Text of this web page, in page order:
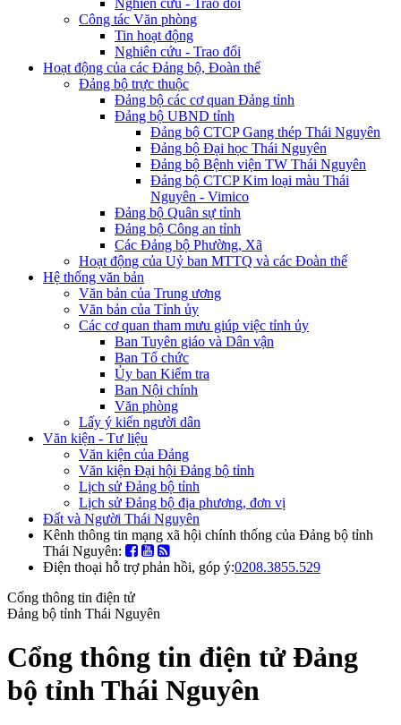
Công tác Văn phòng
Tin hoạt động
Nghiên cứu - Trao đổi
Hoạt động của các Đảng bộ, Đoàn thể
Đảng bộ trực thuộc
Đảng bộ các cơ quan Đảng tỉnh
Đảng bộ UBND tỉnh
Đảng bộ CTCP Gang thép Thái Nguyên
Đảng bộ Đại học Thái Nguyên
Đảng bộ Bệnh viện TW Thái Nguyên
Đảng bộ CTCP Kim loại màu Thái
Nguyên - Vimico
Đảng bộ Quân sự tỉnh
Đảng bộ Công an tỉnh
Các Đảng bộ Phường, Xã
Hoạt động của Uỷ ban MTTQ và các Đoàn thể
Hệ thống văn bản
Văn bản của Trung ương
Văn bản của Tỉnh ủy
Các cơ quan tham mưu giúp việc tỉnh ủy
Ban Tuyên giáo và Dân vận
Ban Tổ chức
Ủy ban Kiểm tra
Ban Nội chính
Văn phòng
Lấy ý kiến người dân
Văn kiện - Tư liệu
Văn kiện của Đảng
Văn kiện Đại hội Đảng bộ tỉnh
Lịch sử Đảng bộ tỉnh
Lịch sử Đảng bộ địa phương, đơn vị
Đất và Người Thái Nguyên
Kênh thông tin mạng xã hội chính thống của Đảng bộ tỉnh
Thái Nguyên:
Điện thoại hỗ trợ phản hồi, góp ý:0208.3855.529
Cổng thông tin điện tử
Đảng bộ tỉnh Thái Nguyên
Cổng thông tin điện tử Đảng
bộ tỉnh Thái Nguyên